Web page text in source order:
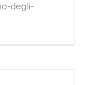
degli-